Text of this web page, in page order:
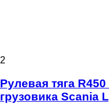
2
Рулевая тяга
грузовика Scania